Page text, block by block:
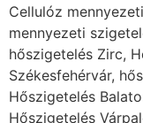
Cellulóz
mennyezeti
hőszigetelés Zirc,
Székesfehérvár,
Hőszigetelés
Hőszigetelés